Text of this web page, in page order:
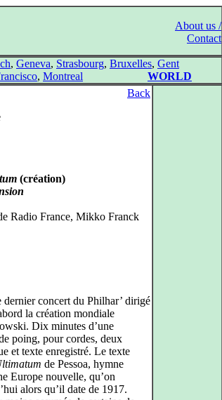
About us /
Contact
, Geneva, Strasbourg, Bruxelles, Gent
, Montreal WORLD
Back
(création)
Radio France, Mikko Franck
concert du Philhar’ dirigé
la création mondiale
Dix minutes d’une
poing, pour cordes, deux
et texte enregistré. Le texte
de Pessoa, hymne
Europe nouvelle, qu’on
alors qu’il date de 1917.